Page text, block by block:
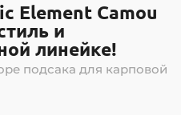
Element Camou
и
линейке!
подсака для карповой